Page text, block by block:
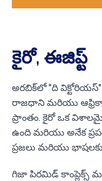
కైరో, ఈజిప్ట్
అరబిక్‌లో "ది
రాజధాని మరియు
ప్రాంతం. కైరో ఒక
ఉంది మరియు అనేక
ప్రజలు మరియు
గిజా పిరమిడ్